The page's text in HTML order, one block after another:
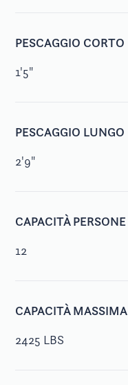
PESCAGGIO CORTO
1'5"
PESCAGGIO LUNGO
2'9"
CAPACITÀ PERSONE
12
CAPACITÀ MASSIMA
2425 LBS